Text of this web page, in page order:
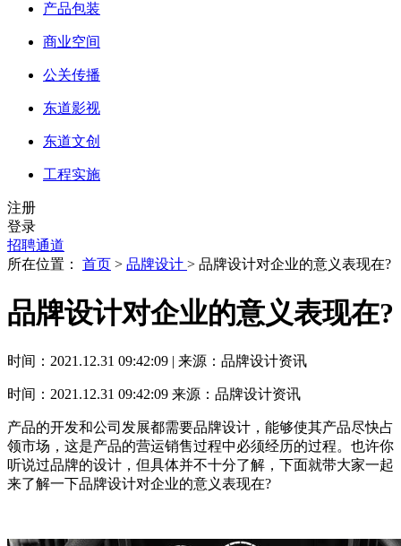
产品包装
商业空间
公关传播
东道影视
东道文创
工程实施
注册
登录
招聘通道
所在位置： 首页 > 品牌设计 > 品牌设计对企业的意义表现在?
品牌设计对企业的意义表现在?
时间：2021.12.31 09:42:09 | 来源：品牌设计资讯
时间：2021.12.31 09:42:09 来源：品牌设计资讯
产品的开发和公司发展都需要品牌设计，能够使其产品尽快占
领市场，这是产品的营运销售过程中必须经历的过程。也许你
听说过品牌的设计，但具体并不十分了解，下面就带大家一起
来了解一下品牌设计对企业的意义表现在?